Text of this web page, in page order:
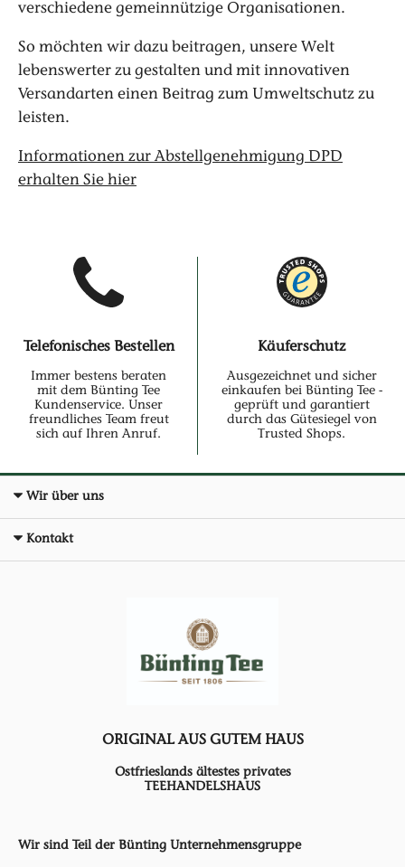
verschiedene gemeinnützige Organisationen.
So möchten wir dazu beitragen, unsere Welt
lebenswerter zu gestalten und mit innovativen
Versandarten einen Beitrag zum Umweltschutz zu
leisten.
Informationen zur Abstellgenehmigung DPD
erhalten Sie hier
Telefonisches Bestellen
Immer bestens beraten
mit dem Bünting Tee
Kundenservice. Unser
freundliches Team freut
sich auf Ihren Anruf.
Käuferschutz
Ausgezeichnet und sicher
einkaufen bei Bünting Tee -
geprüft und garantiert
durch das Gütesiegel von
Trusted Shops.
Wir über uns
Kontakt
ORIGINAL AUS GUTEM HAUS
Ostfrieslands ältestes privates
TEEHANDELSHAUS
Wir sind Teil der Bünting Unternehmensgruppe